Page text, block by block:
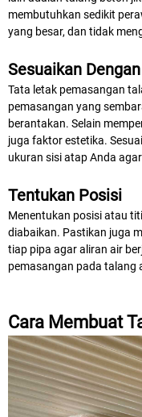
membutuhkan sedikit
yang besar, dan tidak
Sesuaikan
Tata letak pemasangan
pemasangan yang
berantakan. Selain
juga faktor estetika.
ukuran sisi atap Anda
Tentukan Posisi
Menentukan posisi atau
diabaikan. Pastikan juga
tiap pipa agar aliran air
pemasangan pada talang
Cara Membuat